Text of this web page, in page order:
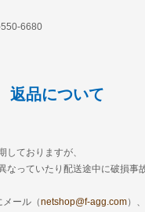
550-6680
返品について
しておりますが、
なっていたり配送途中に破損事
ール（netshop@f-agg.com）、